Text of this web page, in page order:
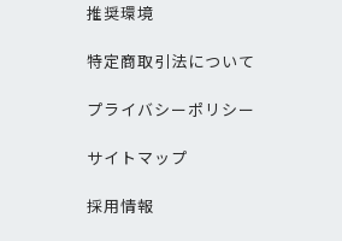
推奨環境
特定商取引法について
プライバシーポリシー
サイトマップ
採用情報